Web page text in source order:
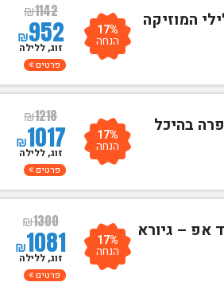
המוזיקה
₪1142
₪952 17%
הנחה זוג, ללילה
פרטים
בהיכל
₪1218
₪1017 17%
הנחה זוג, ללילה
פרטים
אפ – גיורא
₪1300
₪1081 17%
הנחה זוג, ללילה
פרטים